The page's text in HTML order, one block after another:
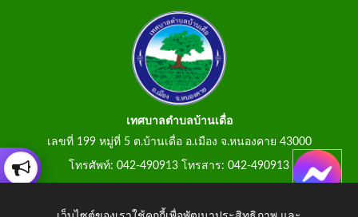
เทศบาลตำบลบ้านเดื่อ
เลขที่ 199 หมู่ที่ 5 ต.บ้านเดื่อ อ.เมือง จ.หนองคาย 43000
โทรศัพท์: 042-490913 โทรสาร: 042-490913